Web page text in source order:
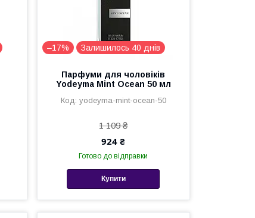
–17% Залишилось 40 днів
Парфуми для чоловіків
Yodeyma Mint Ocean 50 мл
yodeyma-mint-ocean-50
1 109 ₴
924 ₴
Готово до відправки
Купити